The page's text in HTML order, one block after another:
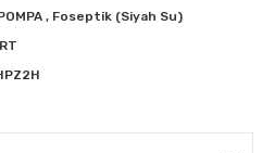
, Foseptik (Siyah Su)